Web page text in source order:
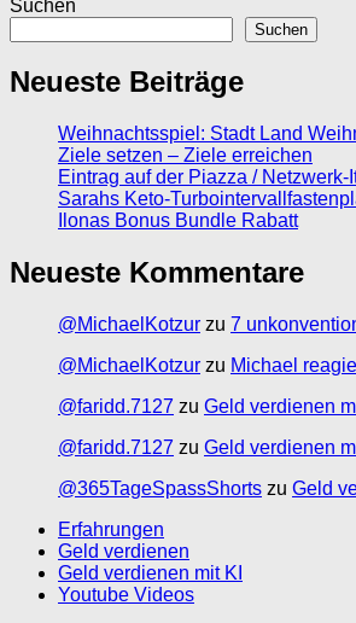
Suchen
Suchen
Neueste Beiträge
Weihnachtsspiel: Stadt Land
Ziele setzen – Ziele erreichen
Eintrag auf der Piazza / Netzwerk-
Sarahs Keto-
Ilonas Bonus Bundle Rabatt
Neueste Kommentare
@MichaelKotzur zu 7
@MichaelKotzur zu Michael
@faridd.7127 zu Geld verdienen
@faridd.7127 zu Geld verdienen
@365TageSpassShorts zu Geld
Erfahrungen
Geld verdienen
Geld verdienen mit KI
Youtube Videos